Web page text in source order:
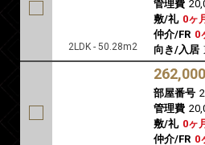
2LDK - 50.28m2
管理費
敷/礼 0ヶ
仲介/FR 0
向き/入居
部屋番号
管理費
敷/礼 0ヶ
仲介/FR 0